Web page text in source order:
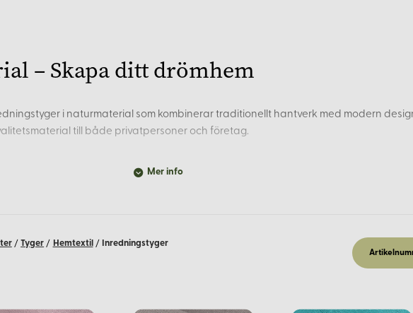
– Skapa ditt drömhem
i naturmaterial som kombinerar traditionellt hantverk med modern
till både privatpersoner och företag.
över tid.
Mer info
/ Tyger / Hemtextil / Inredningstyger